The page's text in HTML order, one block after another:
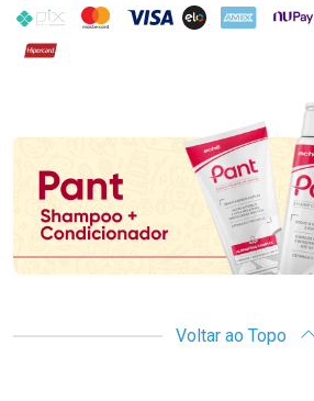
PIX MasterCard
VISA ELO AMEX NuPay
Hipercard
Promoção em Destaque
Voltar ao Topo